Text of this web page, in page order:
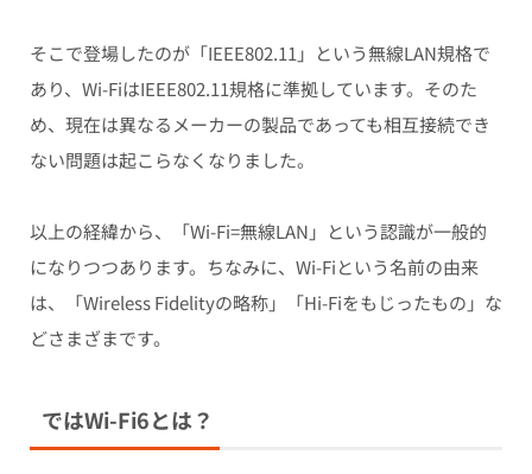
そこで登場したのが「IEEE802.11」という無線LAN規格で
あり、Wi-FiはIEEE802.11規格に準拠しています。そのた
め、現在は異なるメーカーの製品であっても相互接続でき
ない問題は起こらなくなりました。
以上の経緯から、
「Wi-Fi=無線LAN」という認識が一般的
になりつつあります。ちなみに、Wi-Fiという名前の由来
は、「Wireless Fidelityの略称」「Hi-Fiをもじったもの」な
どさまざまです。
ではWi-Fi6とは？